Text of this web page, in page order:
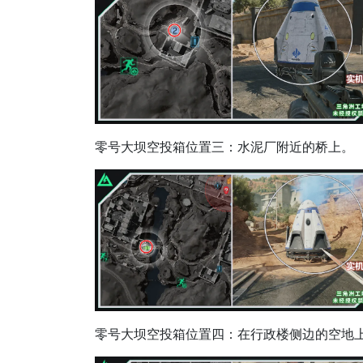
零号大坝空投箱位置三：水泥厂附近的桥上。
零号大坝空投箱位置四：在行政楼侧边的空地